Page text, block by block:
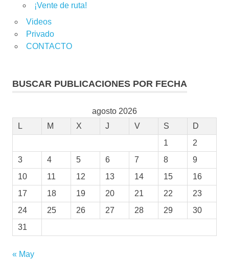
¡Vente de ruta!
Videos
Privado
CONTACTO
BUSCAR PUBLICACIONES POR FECHA
agosto 2026
L
M X J V S
D
1
2
3
4 5 6 7 8
9
10
11 12 13 14 15
16
17
18 19 20 21 22
23
24
25 26 27 28 29
30
31
« May